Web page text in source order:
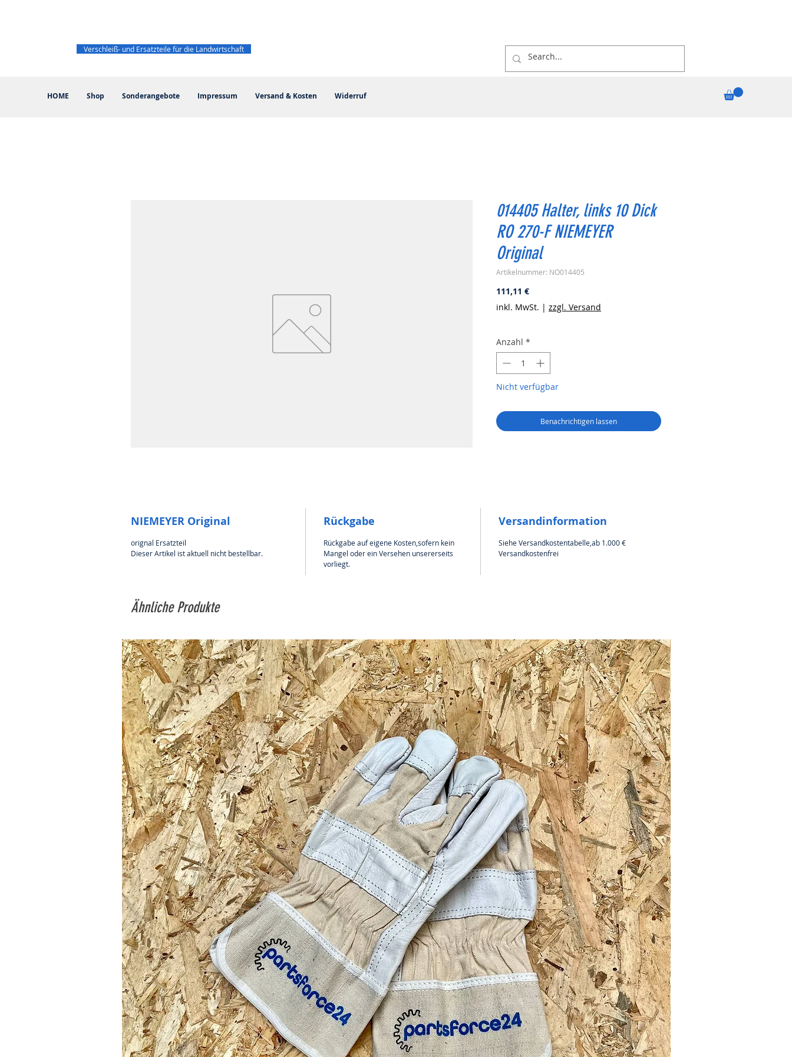
HOME Shop Sonderangebote Impressum Versand & Kosten Widerruf
Verschleiß- und Ersatzteile für die Landwirtschaft
014405 Halter, links 10 Dick
RO 270-F NIEMEYER
Original
Artikelnummer: NO014405
111,11 €Preis
inkl. MwSt. | zzgl. Versand
Anzahl *
Nicht verfügbar
Benachrichtigen lassen
NIEMEYER Original
orignal Ersatzteil
Dieser Artikel ist aktuell nicht bestellbar.
Rückgabe
Rückgabe auf eigene Kosten,sofern kein
Mangel oder ein Versehen unsererseits
vorliegt.
Versandinformation
Siehe Versandkostentabelle,ab 1.000 €
Versandkostenfrei
Ähnliche Produkte